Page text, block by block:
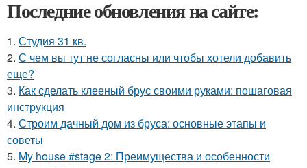
Последние обновления на сайте:
1. Студия 31 кв.
2. С чем вы тут не согласны или чтобы хотели добавить
еще?
3. Как сделать клееный брус своими руками: пошаговая
инструкция
4. Строим дачный дом из бруса: основные этапы и
советы
5. My house #stage 2: Преимущества и особенности